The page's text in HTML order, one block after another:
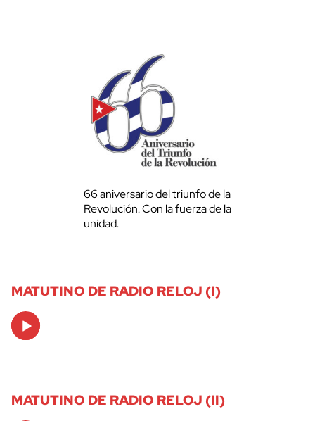
66 aniversario del triunfo de la
Revolución. Con la fuerza de la
unidad.
MATUTINO DE RADIO RELOJ (I)
Audio
Player
MATUTINO DE RADIO RELOJ (II)